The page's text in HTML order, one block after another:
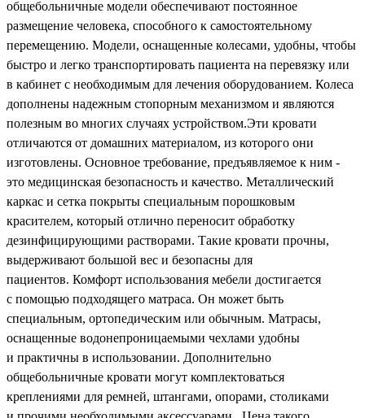
общебольничные модели обеспечивают постоянное
размещение человека, способного к самостоятельному
перемещению. Модели, оснащенные колесами, удобны, чтобы
быстро и легко транспортировать пациента на перевязку или
в кабинет с необходимым для лечения оборудованием. Колеса
дополнены надежным стопорным механизмом и являются
полезным во многих случаях устройством.Эти кровати
отличаются от домашних материалом, из которого они
изготовлены. Основное требование, предъявляемое к ним -
это медицинская безопасность и качество. Металлический
каркас и сетка покрыты специальным порошковым
красителем, который отлично переносит обработку
дезинфицирующими растворами. Такие кровати прочны,
выдерживают большой вес и безопасны для
пациентов. Комфорт использования мебели достигается
с помощью подходящего матраса. Он может быть
специальным, ортопедическим или обычным. Матрасы,
оснащенные водонепроницаемыми чехлами удобны
и практичны в использовании. Дополнительно
общебольничные кровати могут комплектоваться
креплениями для ремней, штангами, опорами, столиками